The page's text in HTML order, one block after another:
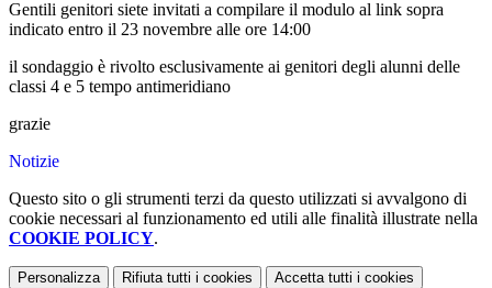
Gentili genitori siete invitati a compilare il modulo al link sopra
indicato entro il 23 novembre alle ore 14:00
il sondaggio è rivolto esclusivamente ai genitori degli alunni delle
classi 4 e 5 tempo antimeridiano
grazie
Notizie
Questo sito o gli strumenti terzi da questo utilizzati si avvalgono di
cookie necessari al funzionamento ed utili alle finalità illustrate nella
COOKIE POLICY.
Personalizza Rifiuta tutti i cookies Accetta tutti i cookies